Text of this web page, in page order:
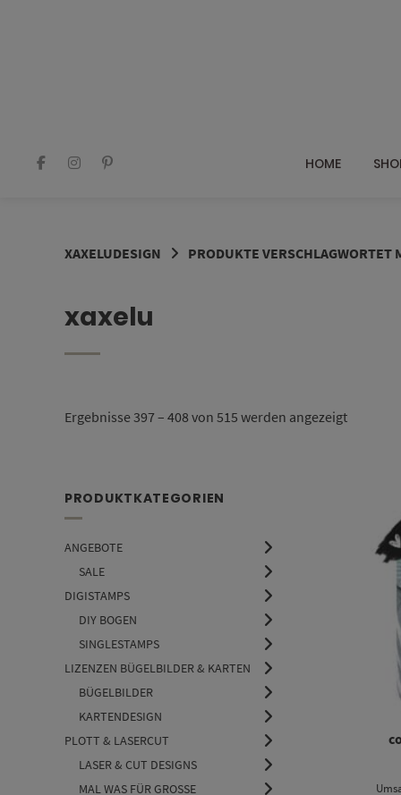
HOME
XAXELUDESIGN PRODUKTE VERSCHLAGWORTET
xaxelu
Ergebnisse 397 – 408 von 515 werden angezeigtNach
PRODUKTKATEGORIEN
ANGEBOTE
SALE
DIGISTAMPS
DIY BOGEN
SINGLESTAMPS
LIZENZEN BÜGELBILDER & KARTEN
BÜGELBILDER
KARTENDESIGN
PLOTT & LASERCUT
LASER & CUT DESIGNS
MAL WAS FÜR GROSSE